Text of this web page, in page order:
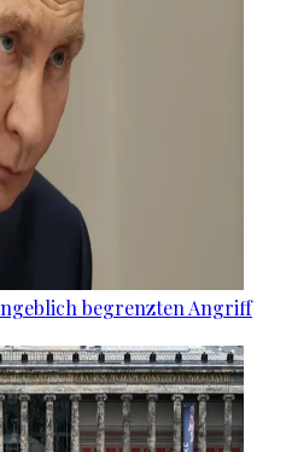
begrenzten Angriff